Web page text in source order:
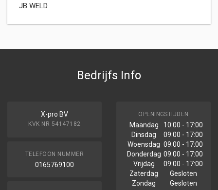
JB WELD
Bedrijfs Info
X-pro BV
KVK NR 54147182
TELEFOON NUMMER
0165769100
OPENINGSTIJDEN
Maandag
10:00 - 17:00
Dinsdag
09:00 - 17:00
Woensdag 09:00 - 17:00
Donderdag 09:00 - 17:00
Vrijdag
09:00 - 17:00
Zaterdag
Gesloten
Zondag
Gesloten